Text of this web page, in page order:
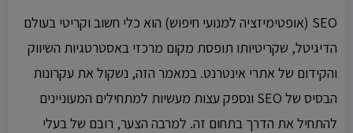
SEO (אופטימיזציה למנועי חיפוש) הוא כלי חשוב וקריטי בעולם
הדיגיטל, שקריטיותו תופסת מקום מרכזי באסטרטגיות השיווק
והקידום של אתרי אינטרנט. במאמר הזה, נשקול את עקרונות
הבסיס של SEO ונספק עצות מעשיות למתחילים המעוניינים
להתחיל את הדרך בתחום זה. למרבה הצער, רובם של בעלי